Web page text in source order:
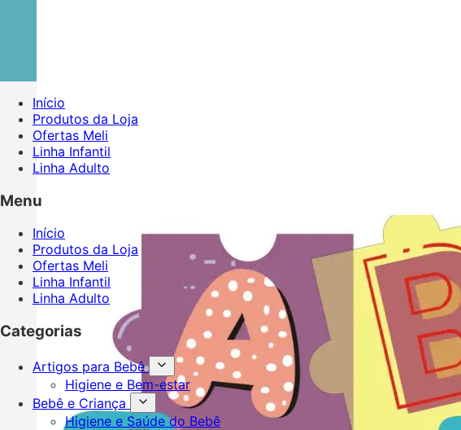
Início
Produtos da Loja
Ofertas Meli
Linha Infantil
Linha Adulto
Menu
Início
Produtos da Loja
Ofertas Meli
Linha Infantil
Linha Adulto
Categorias
Artigos para Bebê
Higiene e Bem-estar
Bebê e Criança
Higiene e Saúde do Bebê